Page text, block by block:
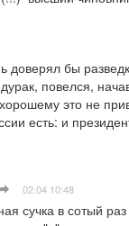
доверял бы
повелся,
это не
есть: и
02.04 10:48
сучка в сотый